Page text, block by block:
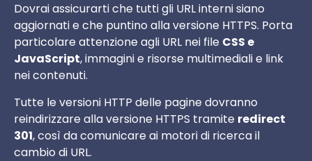
Dovrai assicurarti che tutti gli URL interni siano
aggiornati e che puntino alla versione HTTPS. Porta
particolare attenzione agli URL nei file CSS e
JavaScript, immagini e risorse multimediali e link
nei contenuti.
Tutte le versioni HTTP delle pagine dovranno
reindirizzare alla versione HTTPS tramite redirect
301, così da comunicare ai motori di ricerca il
cambio di URL.